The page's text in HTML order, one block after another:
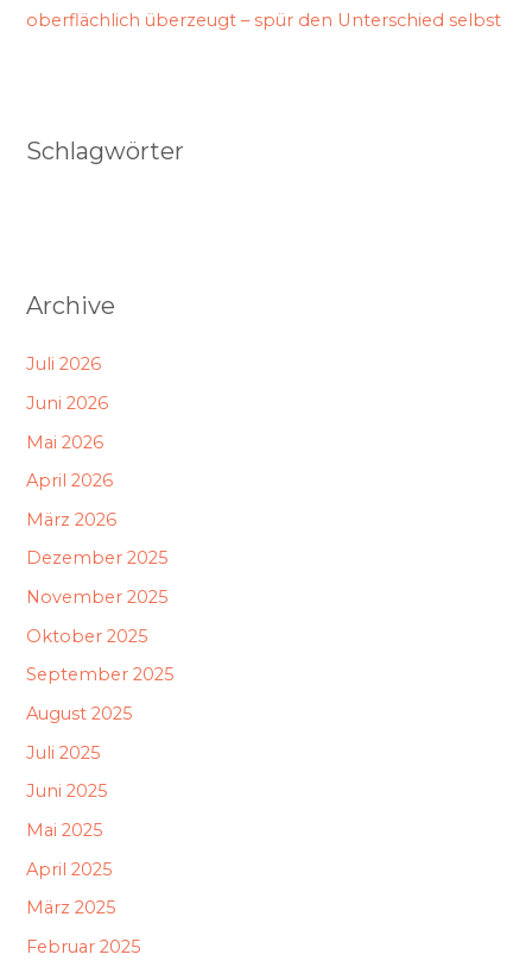
oberflächlich überzeugt – spür den Unterschied selbst
Schlagwörter
Archive
Juli 2026
Juni 2026
Mai 2026
April 2026
März 2026
Dezember 2025
November 2025
Oktober 2025
September 2025
August 2025
Juli 2025
Juni 2025
Mai 2025
April 2025
März 2025
Februar 2025